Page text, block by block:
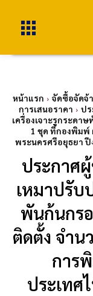
หน้าแรก จัดซื้อจัดจ้
การเสนอราคา
ปร
เครื่องเจาะรูกระดา
1 ชุด ที่กองพิมพ์
พระนครศรีอยุธยา ปี
ประกาศ
เหมาปรับ
พันก้นกร
ติดตั้ง จำ
การ
ประเทศ